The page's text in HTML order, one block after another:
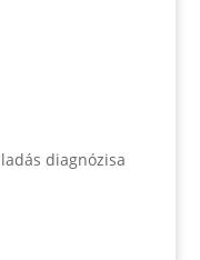
diagnózisa